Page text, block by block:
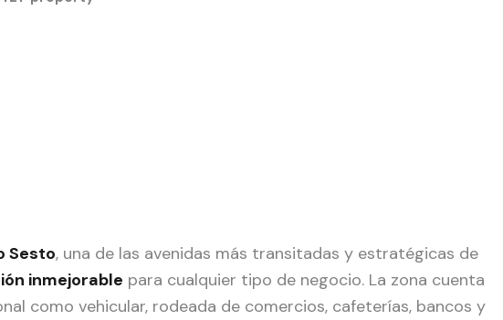
Sesto, una de las avenidas más transitadas y estratégicas de
inmejorable para cualquier tipo de negocio. La zona cuenta
como vehicular, rodeada de comercios, cafeterías, bancos y